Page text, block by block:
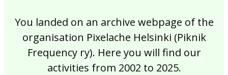
You landed on an archive webpage of the
organisation Pixelache Helsinki (Piknik
Frequency ry). Here you will find our
activities from 2002 to 2025.